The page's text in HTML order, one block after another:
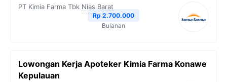
PT Kimia Farma Tbk Nias Barat
Rp 2.700.000
Bulanan
Lowongan Kerja Apoteker Kimia Farma Konawe
Kepulauan